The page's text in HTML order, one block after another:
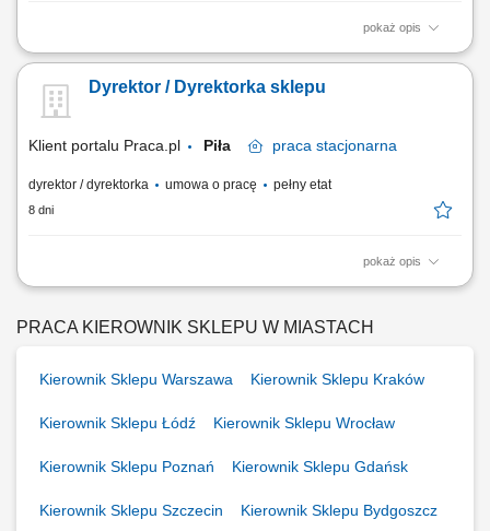
pokaż opis
Jakie zadania na Ciebie czekają? kompleksowe zarządzanie sklepem
tworzenie środowiska, w którym ludzie chcą pracować i się rozwijać
(+100 osób w zespole) realizacja strategii rozwoju sklepu i osiąganie
Dyrektor / Dyrektorka sklepu
Klient portalu Praca.pl Piła praca stacjonarna
dyrektor / dyrektorka umowa o pracę pełny etat
8 dni
pokaż opis
Całościowe kierowanie placówką handlową oraz dbanie o rozwój i
strategii operacyjnej mającej na celu realizację ambitnych wyników
PRACA KIEROWNIK SKLEPU W MIASTACH
Kierownik Sklepu Warszawa Kierownik Sklepu Kraków
Kierownik Sklepu Łódź Kierownik Sklepu Wrocław
Kierownik Sklepu Poznań Kierownik Sklepu Gdańsk
Kierownik Sklepu Szczecin Kierownik Sklepu Bydgoszcz